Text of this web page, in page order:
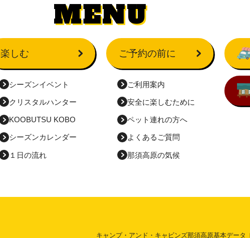
MENU
楽しむ
シーズンイベント
クリスタルハンター
KOOBUTSU KOBO
シーズンカレンダー
１日の流れ
ご予約の前に
ご利用案内
安全に楽しむために
ペット連れの方へ
よくあるご質問
那須高原の気候
キャンプ・アンド・キャビンズ那須高原基本データ